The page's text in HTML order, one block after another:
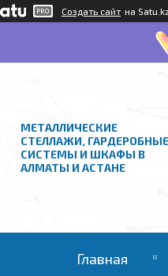
Создать сайт на
МЕТАЛЛИЧЕСКИЕ
СТЕЛЛАЖИ, ГАРДЕРОБНЫЕ
СИСТЕМЫ И ШКАФЫ В
АЛМАТЫ И АСТАНЕ
Главная